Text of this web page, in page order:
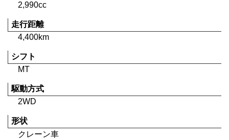
2,990cc
走行距離
4,400km
シフト
MT
駆動方式
2WD
形状
クレーン車